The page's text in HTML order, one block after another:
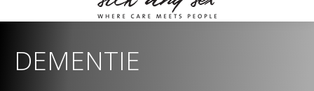
DEMENTIE